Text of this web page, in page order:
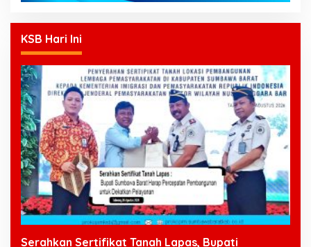
KSB Hari Ini
Serahkan Sertifikat Tanah Lapas, Bupati